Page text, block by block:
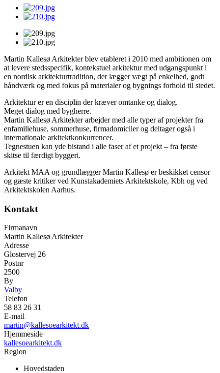
Martin Kallesø Arkitekter blev etableret i 2010 med ambitionen om
at levere stedsspecifik, kontekstuel arkitektur med udgangspunkt i
en nordisk arkitekturtradition, der lægger vægt på enkelhed, godt
håndværk og med fokus på materialer og bygnings forhold til stedet.
Arkitektur er en disciplin der kræver omtanke og dialog.
Meget dialog med bygherre.
Martin Kallesø Arkitekter arbejder med alle typer af projekter fra
enfamiliehuse, sommerhuse, firmadomiciler og deltager også i
internationale arkitektkonkurrencer.
Tegnestuen kan yde bistand i alle faser af et projekt – fra første
skitse til færdigt byggeri.
Arkitekt MAA og grundlægger Martin Kallesø er beskikket censor
og gæste kritiker ved Kunstakademiets Arkitektskole, Kbh og ved
Arkitektskolen Aarhus.
Kontakt
Firmanavn
Martin Kallesø Arkitekter
Adresse
Glostervej 26
Postnr
2500
By
Valby
Telefon
58 83 26 31
E-mail
martin@kallesoearkitekt.dk
Hjemmeside
kallesoearkitekt.dk
Region
Hovedstaden